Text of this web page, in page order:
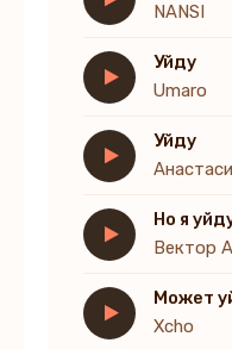
NANSI
Уйду
Umaro
Уйду
Но я
Вектор
Может
Xcho